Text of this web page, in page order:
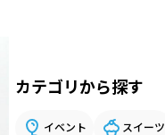
カテゴリから探す
イベント スイーツ